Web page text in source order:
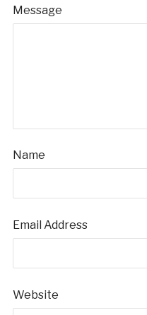
Message
Name
Email Address
Website